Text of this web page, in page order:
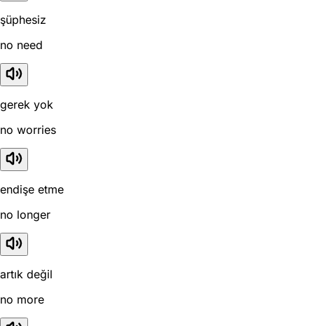
şüphesiz
no need
gerek yok
no worries
endişe etme
no longer
artık değil
no more